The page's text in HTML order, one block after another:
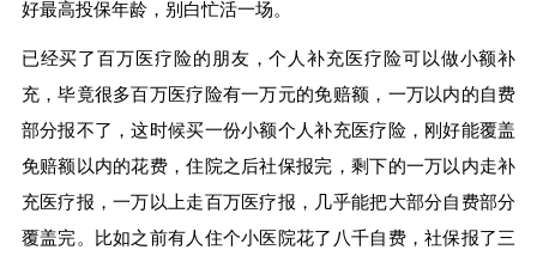
好最高投保年龄，别白忙活一场。
已经买了百万医疗险的朋友，个人补充医疗险可以做小额补
充，毕竟很多百万医疗险有一万元的免赔额，一万以内的自费
部分报不了，这时候买一份小额个人补充医疗险，刚好能覆盖
免赔额以内的花费，住院之后社保报完，剩下的一万以内走补
充医疗报，一万以上走百万医疗报，几乎能把大部分自费部分
覆盖完。比如之前有人住个小医院花了八千自费，社保报了三